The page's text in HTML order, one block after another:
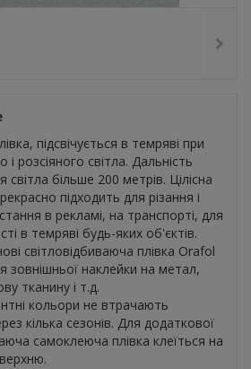
підсвічується в темряві при
розсіяного світла. Дальність
більше 200 метрів. Цілісна
підходить для різання і
в рекламі, на транспорті, для
в темряві будь-яких об'єктів.
світловідбиваюча плівка Orafol
зовнішньої наклейки на метал,
тканину і т.д.
кольори не втрачають
кілька сезонів. Для додаткової
самоклеюча плівка клеїться на